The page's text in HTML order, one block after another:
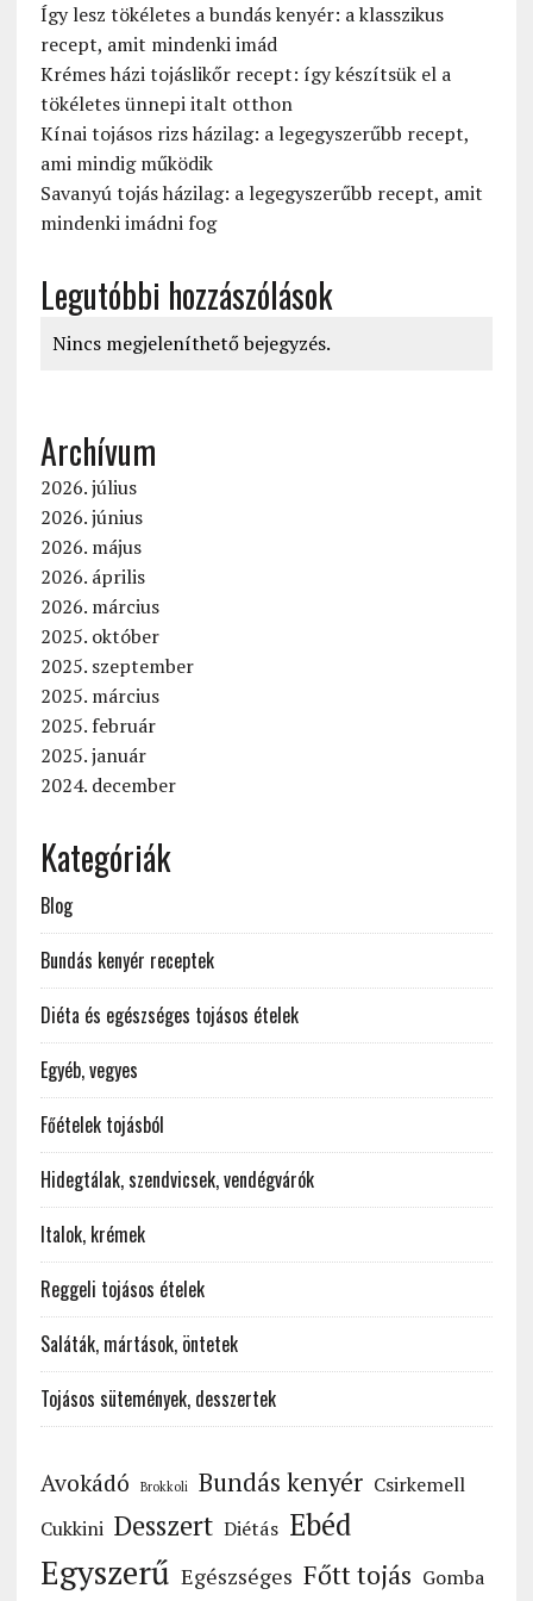
Így lesz tökéletes a bundás kenyér: a klasszikus
recept, amit mindenki imád
Krémes házi tojáslikőr recept: így készítsük el a
tökéletes ünnepi italt otthon
Kínai tojásos rizs házilag: a legegyszerűbb recept,
ami mindig működik
Savanyú tojás házilag: a legegyszerűbb recept, amit
mindenki imádni fog
Legutóbbi hozzászólások
Nincs megjeleníthető bejegyzés.
Archívum
2026. július
2026. június
2026. május
2026. április
2026. március
2025. október
2025. szeptember
2025. március
2025. február
2025. január
2024. december
Kategóriák
Blog
Bundás kenyér receptek
Diéta és egészséges tojásos ételek
Egyéb, vegyes
Főételek tojásból
Hidegtálak, szendvicsek, vendégvárók
Italok, krémek
Reggeli tojásos ételek
Saláták, mártások, öntetek
Tojásos sütemények, desszertek
Avokádó Brokkoli Bundás kenyér Csirkemell
Cukkini Desszert Diétás Ebéd
Egyszerű Egészséges Főtt tojás Gomba